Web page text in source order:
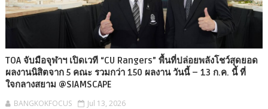
TOA จับมือจุฬาฯ เปิดเวที “CU Rangers” พื้นที่ปล่อยพลังโชว์สุดยอด
ผลงานนิสิตจาก 5 คณะ รวมกว่า 150 ผลงาน วันนี้ – 13 ก.ค. นี้ ที่
ใจกลางสยาม @SIAMSCAPE
BANGKOKFOCUS Jul 13, 2026